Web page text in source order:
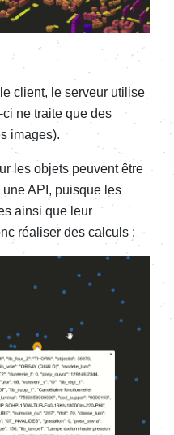
client, le serveur utilise
ne traite que des
images).
les objets peuvent être
API, puisque les
ainsi que leur
réaliser des calculs :